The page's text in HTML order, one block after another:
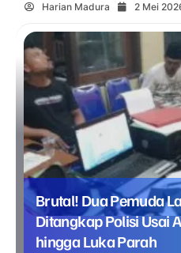
Harian Madura 2 Mei
Brutal! Dua Pemuda
Ditangkap Polisi Usai
hingga Luka Parah